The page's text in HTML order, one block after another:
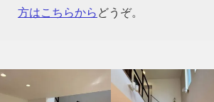
方はこちらから どうぞ。